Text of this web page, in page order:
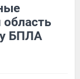
БПЛА